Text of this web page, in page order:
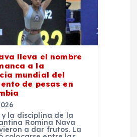
lleva el nombre
a la
mundial del
de pesas en
y la disciplina de la
Romina Nava
a dar frutos. La